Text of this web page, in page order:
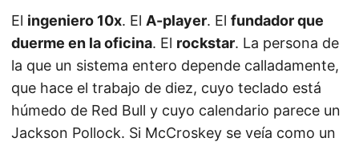
El ingeniero 10x. El A-player. El fundador que
duerme en la oficina. El rockstar. La persona de
la que un sistema entero depende calladamente,
que hace el trabajo de diez, cuyo teclado está
húmedo de Red Bull y cuyo calendario parece un
Jackson Pollock. Si McCroskey se veía como un